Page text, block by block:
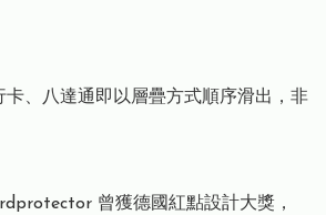
卡、八達通即以層疊方式順序滑出，非
曾獲德國紅點設計大獎，